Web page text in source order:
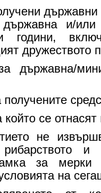
държавна и/
години,
дружеството
държавна/
се
не
рибарството
за
на